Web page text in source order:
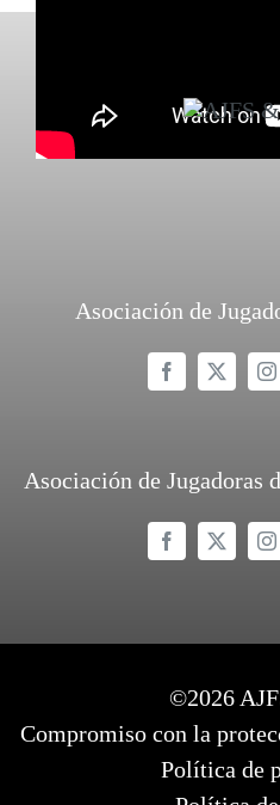
Asociación de
Asociación de Jugadoras
©2026
Compromiso con la
Política de